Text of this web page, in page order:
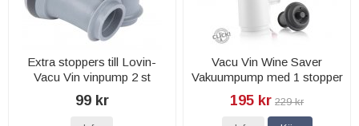
Extra stoppers till Lovin-
Vacu Vin vinpump 2 st
99 kr
Vacu Vin Wine Saver
Vakuumpump med 1 stopper
195 kr 229 kr